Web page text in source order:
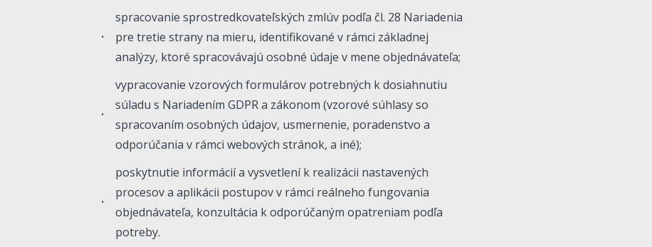
spracovanie sprostredkovateľských zmlúv podľa čl. 28 Nariadenia
pre tretie strany na mieru, identifikované v rámci základnej
analýzy, ktoré spracovávajú osobné údaje v mene objednávateľa;
vypracovanie vzorových formulárov potrebných k dosiahnutiu
súladu s Nariadením GDPR a zákonom (vzorové súhlasy so
spracovaním osobných údajov, usmernenie, poradenstvo a
odporúčania v rámci webových stránok, a iné);
poskytnutie informácií a vysvetlení k realizácii nastavených
procesov a aplikácii postupov v rámci reálneho fungovania
objednávateľa, konzultácia k odporúčaným opatreniam podľa
potreby.